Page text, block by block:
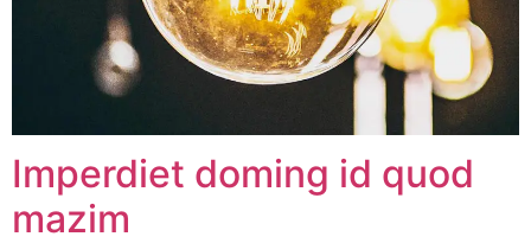
Imperdiet doming id quod
mazim